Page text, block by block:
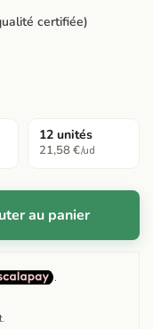
certifiée)
12 unités
21,58 €/ud
au panier